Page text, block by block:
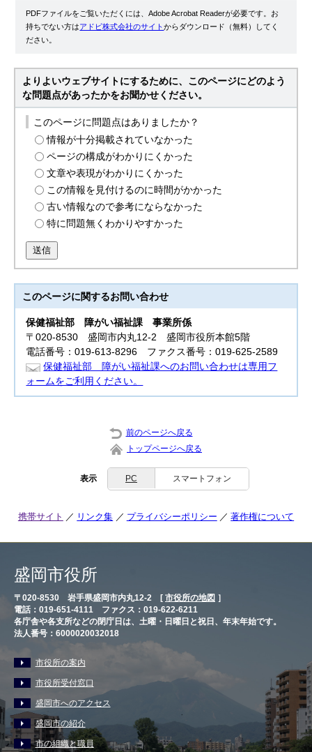
PDFファイルをご覧いただくには、Adobe Acrobat Readerが必要です。お
持ちでない方はアドビ株式会社のサイトからダウンロード（無料）してく
ださい。
よりよいウェブサイトにするために、このページにどのよう
な問題点があったかをお聞かせください。
このページに問題点はありましたか？
情報が十分掲載されていなかった
ページの構成がわかりにくかった
文章や表現がわかりにくかった
この情報を見付けるのに時間がかかった
古い情報なので参考にならなかった
特に問題無くわかりやすかった
送信
このページに関するお問い合わせ
保健福祉部
障がい福祉課 事業所係
〒020-8530 盛岡市内丸12-2 盛岡市役所本館5階
電話番号：019-613-8296 ファクス番号：019-625-2589
保健福祉部 障がい福祉課へのお問い合わせは専用フ
ォームをご利用ください。
前のページへ戻る
トップページへ戻る
表示 PC スマートフォン
携帯サイト リンク集 プライバシーポリシー 著作権について
盛岡市役所
〒020-8530 岩手県盛岡市内丸12-2 [ 市役所の地図 ］
電話：019-651-4111 ファクス：019-622-6211
各庁舎や各支所などの閉庁日は、土曜・日曜日と祝日、年末年始です。
法人番号：6000020032018
市役所の案内
市役所受付窓口
盛岡市へのアクセス
盛岡市の紹介
市の組織と職員